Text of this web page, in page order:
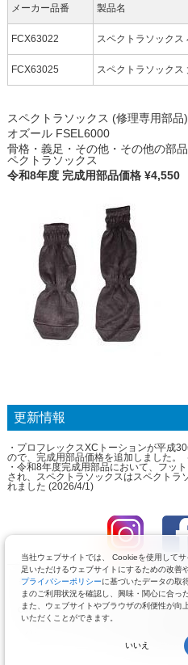
メーカー品番 製品名
FCX63022 スペクトラソックス
FCX63025 スペクトラソックス
スペクトラソックス (修理専用部品)
オズール FSEL6000
骨格・義足・その他・その他の部
ペクトラソックス
令和8年度 完成用部品価格 ¥4,550
更新情報
・プロフレックスXCトーションが平成
ので、完成用部品価格を追加しました。
・令和8年度完成用部品において、フッ
され、スペクトラソックスはスペクトラ
れました (2026/4/1)
推奨ブラウザ：Google Chrome（最新版）、
Internet
Copyright © by Pacific Supply Co.,Ltd. All
パシフィックサプライ株式会社 〒574-
8013
当社ウェブサイトでは、 Cookieを使用して
足いただけるウェブサイトにするための改善
プライバシーポリシーに基づいたデータの取
まのご利用状況を確認し、興味・関心に合っ
また、ウェブサイトやブラウザの利便性が向
いただくことができます。
いいえ